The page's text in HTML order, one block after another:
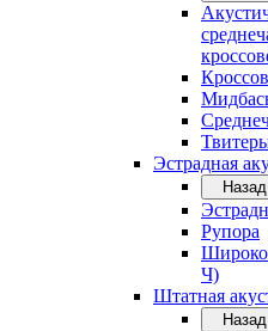
Эстрадная
Назад
Рупора
Ч)
Штатная
Назад